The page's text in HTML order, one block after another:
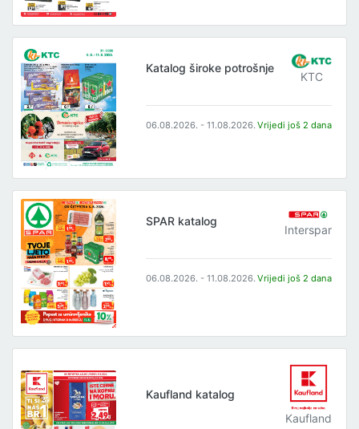
Katalog široke potrošnje
KTC
06.08.2026. - 11.08.2026. Vrijedi još 2 dana
SPAR katalog
Interspar
06.08.2026. - 11.08.2026. Vrijedi još 2 dana
Kaufland katalog
Kaufland